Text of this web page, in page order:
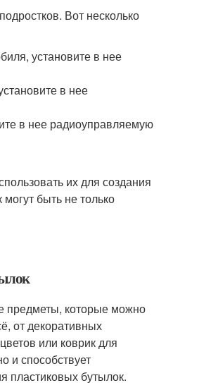
Вот несколько
установите в нее
в нее
в нее радиоуправляемую
их для создания
быть не только
предметы, которые можно
от декоративных
или коврик для
и способствует
пластиковых бутылок.